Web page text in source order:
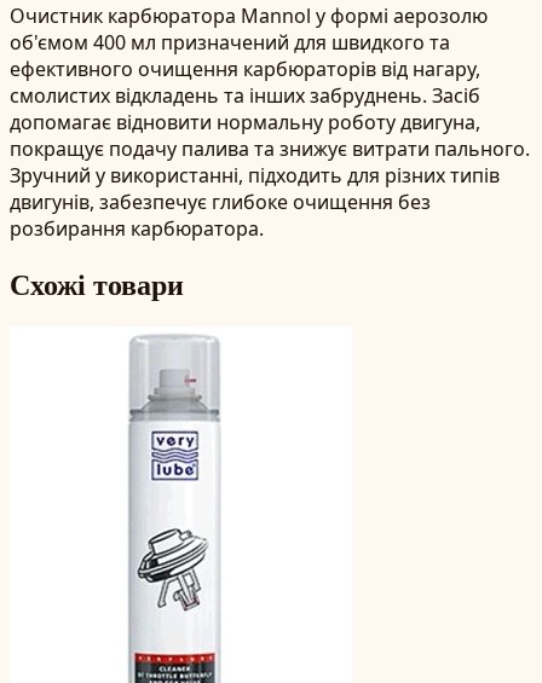
Очистник карбюратора Mannol у формі аерозолю
об'ємом 400 мл призначений для швидкого та
ефективного очищення карбюраторів від нагару,
смолистих відкладень та інших забруднень. Засіб
допомагає відновити нормальну роботу двигуна,
покращує подачу палива та знижує витрати пального.
Зручний у використанні, підходить для різних типів
двигунів, забезпечує глибоке очищення без
розбирання карбюратора.
Схожі товари